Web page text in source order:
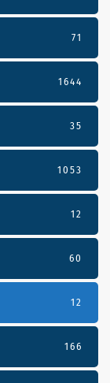
71
1644
35
1053
12
60
12
166